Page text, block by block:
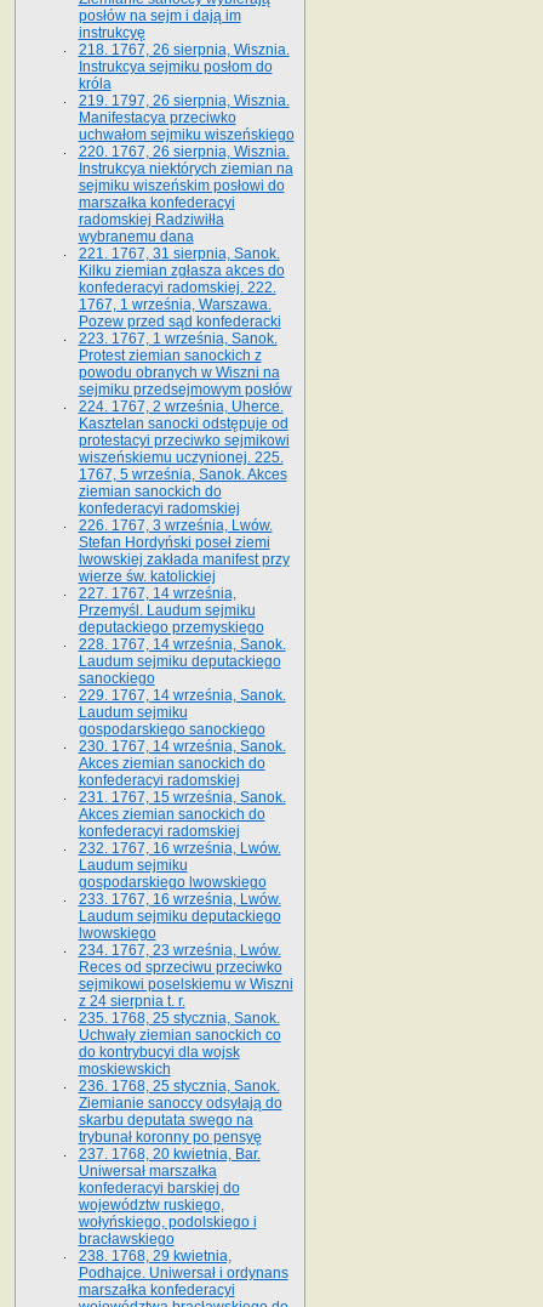
posłów na sejm i dają im
instrukcyę
218. 1767, 26 sierpnia, Wisznia.
Instrukcya sejmiku posłom do
króla
219. 1797, 26 sierpnia, Wisznia.
Manifestacya przeciwko
uchwałom sejmiku wiszeńskiego
220. 1767, 26 sierpnia, Wisznia.
Instrukcya niektórych ziemian na
sejmiku wiszeńskim posłowi do
marszałka konfe­deracyi
radomskiej Radziwiłła
wybranemu dana
221. 1767, 31 sierpnia, Sanok.
Kilku ziemian zgłasza akces do
konfederacyi radomskiej. 222.
1767, 1 września, Warszawa.
Pozew przed sąd konfederacki
223. 1767, 1 września, Sanok.
Protest ziemian sanockich z
powodu obranych w Wiszni na
sejmiku przedsejmo­wym posłów
224. 1767, 2 września, Uherce.
Kasztelan sanocki odstępuje od
protestacyi przeciwko sejmikowi
wiszeńskiemu uczynionej. 225.
1767, 5 września, Sanok. Akces
ziemian sanockich do
konfederacyi radomskiej
226. 1767, 3 września, Lwów.
Stefan Hordyński poseł ziemi
lwowskiej zakłada manifest przy
wierze św. ka­tolickiej
227. 1767, 14 września,
Przemyśl. Laudum sejmiku
deputackiego przemyskiego
228. 1767, 14 września, Sanok.
Laudum sejmiku deputackiego
sanockiego
229. 1767, 14 września, Sanok.
Laudum sejmiku
gospodarskiego sanockiego
230. 1767, 14 września, Sanok.
Akces ziemian sanockich do
konfederacyi radomskiej
231. 1767, 15 września, Sanok.
Akces ziemian sanockich do
konfederacyi radomskiej
232. 1767, 16 września, Lwów.
Laudum sejmiku
gospodarskiego lwowskiego
233. 1767, 16 września, Lwów.
Laudum sejmiku deputackiego
lwowskiego
234. 1767, 23 września, Lwów.
Reces od sprzeciwu przeciwko
sejmikowi poselskiemu w Wiszni
z 24 sierpnia t. r.
235. 1768, 25 stycznia, Sanok.
Uchwały ziemian sanockich co
do kontrybucyi dla wojsk
moskiewskich
236. 1768, 25 stycznia, Sanok.
Ziemianie sanoccy odsyłają do
skarbu deputata swego na
trybunał koronny po pensyę
237. 1768, 20 kwietnia, Bar.
Uniwersał marszałka
konfederacyi barskiej do
województw ruskiego,
wołyńskiego, podolskiego i
bracławskiego
238. 1768, 29 kwietnia,
Podhajce. Uniwersał i ordynans
marszałka konfederacyi